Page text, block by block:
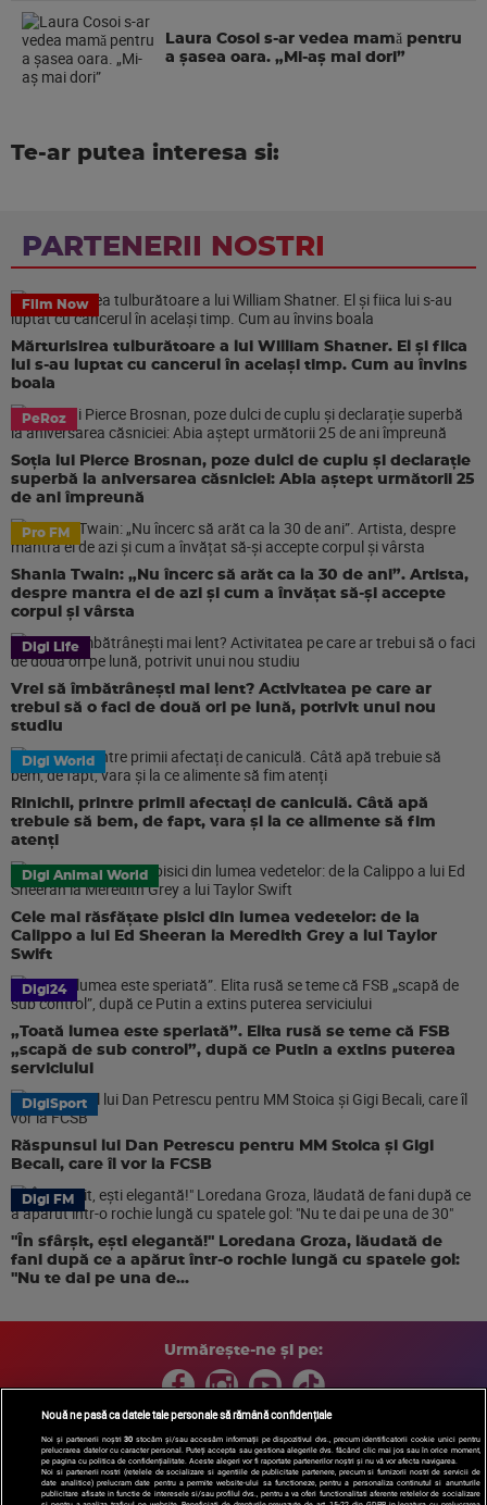
Laura Cosoi s-ar vedea mamǎ pentru
a şasea oara. „Mi-aș mai dori”
Te-ar putea interesa si:
PARTENERII NOSTRI
Film Now
Mărturisirea tulburătoare a lui William Shatner. El și fiica
lui s-au luptat cu cancerul în același timp. Cum au învins
boala
PeRoz
Soția lui Pierce Brosnan, poze dulci de cuplu și declarație
superbă la aniversarea căsniciei: Abia aștept următorii 25
de ani împreună
Pro FM
Shania Twain: „Nu încerc să arăt ca la 30 de ani”. Artista,
despre mantra ei de azi și cum a învățat să-și accepte
corpul și vârsta
Digi Life
Vrei să îmbătrânești mai lent? Activitatea pe care ar
trebui să o faci de două ori pe lună, potrivit unui nou
studiu
Digi World
Rinichii, printre primii afectați de caniculă. Câtă apă
trebuie să bem, de fapt, vara și la ce alimente să fim
atenți
Digi Animal World
Cele mai răsfățate pisici din lumea vedetelor: de la
Calippo a lui Ed Sheeran la Meredith Grey a lui Taylor
Swift
Digi24
„Toată lumea este speriată”. Elita rusă se teme că FSB
„scapă de sub control”, după ce Putin a extins puterea
serviciului
DigiSport
Răspunsul lui Dan Petrescu pentru MM Stoica și Gigi
Becali, care îl vor la FCSB
Digi FM
"În sfârșit, ești elegantă!" Loredana Groza, lăudată de
fani după ce a apărut într-o rochie lungă cu spatele gol:
"Nu te dai pe una de...
Urmărește-ne și pe:
Copyright © 2026 / DIGI ROMANIA S.A.
Arhiva
Comunicate de presă Politica de confidentialitate
Termeni
si conditii
Gestionați preferințele| Contact/Info Codul etic
Nouă ne pasă ca datele tale personale să rămână confidențiale
Noi și partenerii noștri30 stocăm și/sau accesăm informații pe dispozitivul dvs., precum identificatorii cookie unici pentru
prelucrarea datelor cu caracter personal. Puteți accepta sau gestiona alegerile dvs. făcând clic mai jos sau în orice moment,
pe pagina cu politica de confidențialitate. Aceste alegeri vor fi raportate partenerilor noștri și nu vă vor afecta navigarea.
Noi si partenerii nostri (retelele de socializare si agentiile de publicitate partenere, precum si furnizorii nostri de servicii de
date analitice) prelucram date pentru a permite website-ului sa functioneze, pentru a personaliza continutul si anunturile
publicitare afisate in functie de interesele si/sau profilul dvs., pentru a va oferi functionalitati aferente retelelor de socializare